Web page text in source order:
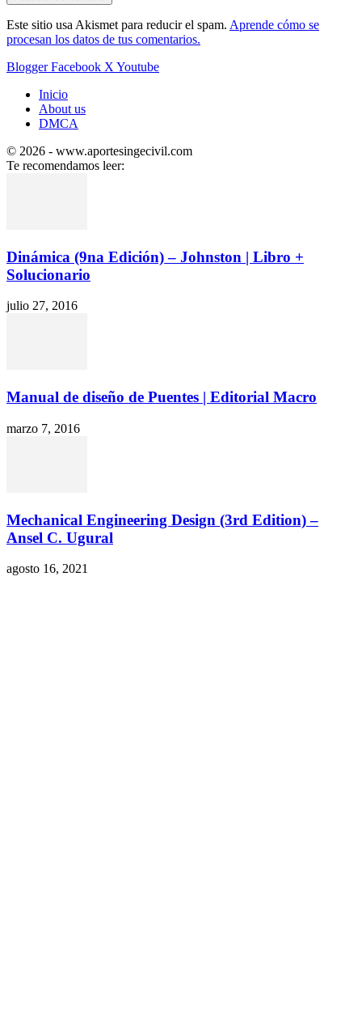
Este sitio usa Akismet para reducir el spam. Aprende cómo se
procesan los datos de tus comentarios.
Blogger Facebook X Youtube
Inicio
About us
DMCA
© 2026 - www.aportesingecivil.com
Te recomendamos leer:
Dinámica (9na Edición) – Johnston | Libro +
Solucionario
julio 27, 2016
Manual de diseño de Puentes | Editorial Macro
marzo 7, 2016
Mechanical Engineering Design (3rd Edition) –
Ansel C. Ugural
agosto 16, 2021